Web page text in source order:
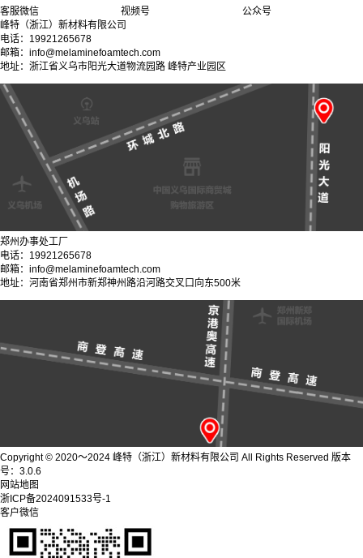
客服微信 视频号
公众号
峰特（浙江）新材料有限公司
电话：19921265678
邮箱：info@melaminefoamtech.com
地址：浙江省义乌市阳光大道物流园路 峰特产业园区
郑州办事处工厂
电话：19921265678
邮箱：info@melaminefoamtech.com
地址：河南省郑州市新郑神州路沿河路交叉口向东500米
Copyright © 2020～2024 峰特（浙江）新材料有限公司 All Rights Reserved 版本
号：3.0.6
网站地图
浙ICP备2024091533号-1
客户微信